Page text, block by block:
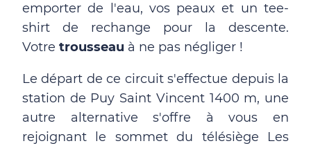
emporter de l'eau, vos peaux et un tee-
shirt de rechange pour la descente.
Votre trousseau à ne pas négliger !
Le départ de ce circuit s'effectue depuis la
station de Puy Saint Vincent 1400 m, une
autre alternative s'offre à vous en
rejoignant le sommet du télésiège Les